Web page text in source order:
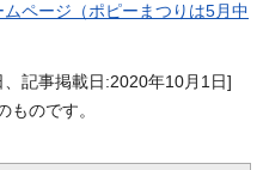
ページ（ポピーまつりは5月中
記事掲載日:2020年10月1日]
のです。